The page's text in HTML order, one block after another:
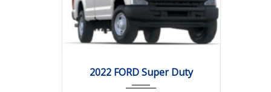
2022 Autom... 0.0
2022 FORD Super Duty